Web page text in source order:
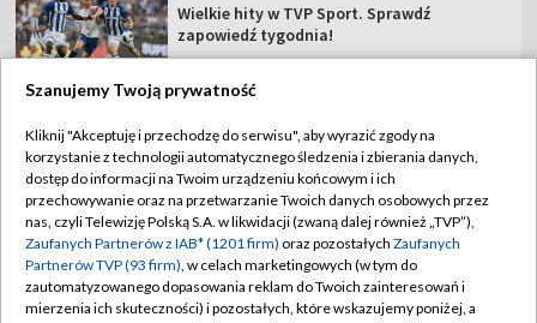
Wielkie hity w TVP Sport. Sprawdź
zapowiedź tygodnia!
TVP
Abonament TVP
Sklep TVP
Biuro Reklamy
Oferta Handlowa
Regulamin TVP
Polityka prywatności
Moje zgody
Biuro reklamy
Szanujemy Twoją prywatność
Kliknij "Akceptuję i przechodzę do serwisu", aby wyrazić zgody na
korzystanie z technologii automatycznego śledzenia i zbierania danych,
dostęp do informacji na Twoim urządzeniu końcowym i ich
przechowywanie oraz na przetwarzanie Twoich danych osobowych przez
nas, czyli Telewizję Polską S.A. w likwidacji (zwaną dalej również „TVP”),
Zaufanych Partnerów z IAB* (1201 firm) oraz pozostałych Zaufanych
Partnerów TVP (93 firm), w celach marketingowych (w tym do
zautomatyzowanego dopasowania reklam do Twoich zainteresowań i
mierzenia ich skuteczności) i pozostałych, które wskazujemy poniżej, a